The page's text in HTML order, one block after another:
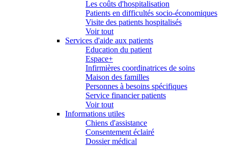
Les coûts d'hospitalisation
Patients en difficultés socio-économiques
Visite des patients hospitalisés
Voir tout
Services d'aide aux patients
Education du patient
Espace+
Infirmières coordinatrices de soins
Maison des familles
Personnes à besoins spécifiques
Service financier patients
Voir tout
Informations utiles
Chiens d'assistance
Consentement éclairé
Dossier médical